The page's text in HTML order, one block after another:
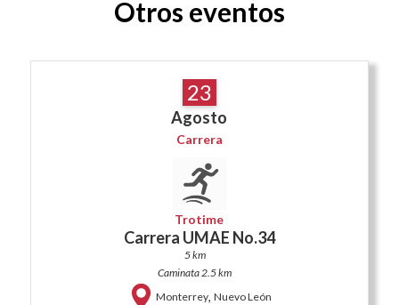
Otros eventos
23
Agosto
Carrera
Trotime
Carrera UMAE No.34
5 km
Caminata 2.5 km
Monterrey, Nuevo León